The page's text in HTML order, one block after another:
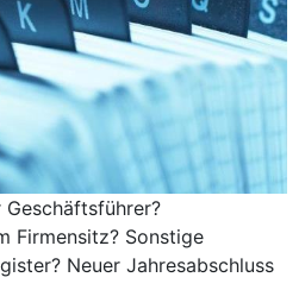
Geschäftsführer?
Firmensitz? Sonstige
Neuer Jahresabschluss